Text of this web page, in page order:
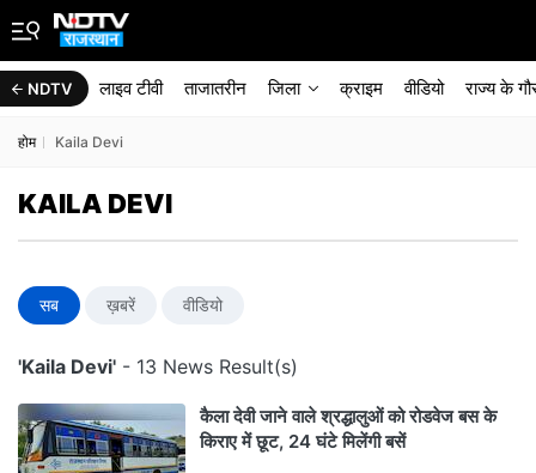
NDTV लाइव टीवी ताजातरीन जिला क्राइम वीडियो राज्‍य के
होम Kaila Devi
KAILA DEVI
सब ख़बरें वीडियो
'Kaila Devi' - 13 News Result(s)
कैला देवी जाने वाले श्रद्धालुओं को रोडवेज बस के
क‍िराए में छूट, 24 घंटे म‍िलेंगी बसें